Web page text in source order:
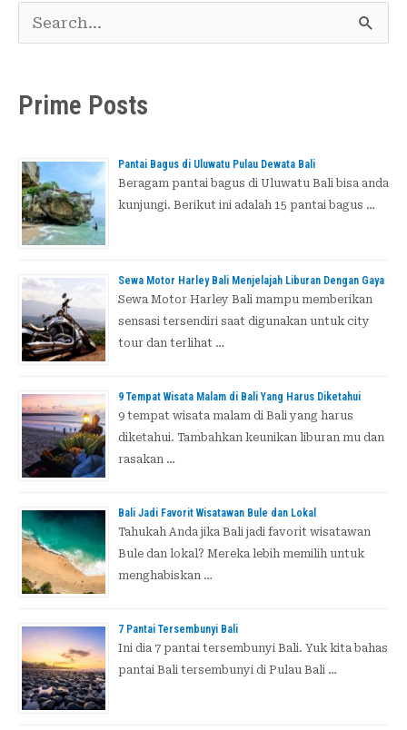
i
n
t
u
k
Prime Posts
Pantai Bagus di Uluwatu Pulau Dewata Bali
Beragam pantai bagus di Uluwatu Bali bisa anda
kunjungi. Berikut ini adalah 15 pantai bagus …
Sewa Motor Harley Bali Menjelajah Liburan Dengan Gaya
Sewa Motor Harley Bali mampu memberikan
sensasi tersendiri saat digunakan untuk city
tour dan terlihat …
9 Tempat Wisata Malam di Bali Yang Harus Diketahui
9 tempat wisata malam di Bali yang harus
diketahui. Tambahkan keunikan liburan mu dan
rasakan …
Bali Jadi Favorit Wisatawan Bule dan Lokal
Tahukah Anda jika Bali jadi favorit wisatawan
Bule dan lokal? Mereka lebih memilih untuk
menghabiskan …
7 Pantai Tersembunyi Bali
Ini dia 7 pantai tersembunyi Bali. Yuk kita bahas
pantai Bali tersembunyi di Pulau Bali …